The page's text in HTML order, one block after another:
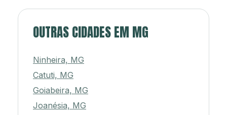
OUTRAS CIDADES EM MG
Ninheira, MG
Catuti, MG
Goiabeira, MG
Joanésia, MG